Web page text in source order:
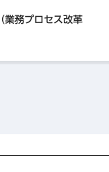
業務プロセス改革